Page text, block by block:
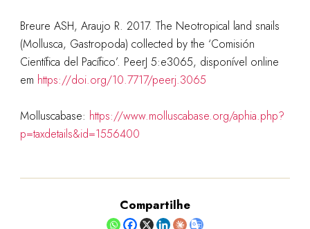
Breure ASH, Araujo R. 2017. The Neotropical land snails
(Mollusca, Gastropoda) collected by the ‘Comisión
Científica del Pacífico’. PeerJ 5:e3065, disponível online
em https://doi.org/10.7717/peerj.3065
Molluscabase: https://www.molluscabase.org/aphia.php?
p=taxdetails&id=1556400
Compartilhe